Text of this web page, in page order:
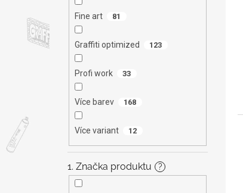
Fine art 81
Graffiti optimized 123
Profi work 33
Více barev 168
Více variant 12
1. Značka produktu ?